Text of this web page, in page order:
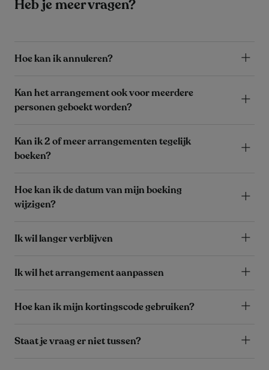
Heb je meer vragen?
Hoe kan ik annuleren?
Kan het arrangement ook voor meerdere
personen geboekt worden?
Kan ik 2 of meer arrangementen tegelijk
boeken?
Hoe kan ik de datum van mijn boeking
wijzigen?
Ik wil langer verblijven
Ik wil het arrangement aanpassen
Hoe kan ik mijn kortingscode gebruiken?
Staat je vraag er niet tussen?